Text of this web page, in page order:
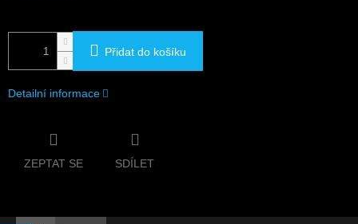
Přidat do košíku
Detailní informace
ZEPTAT SE SDÍLET